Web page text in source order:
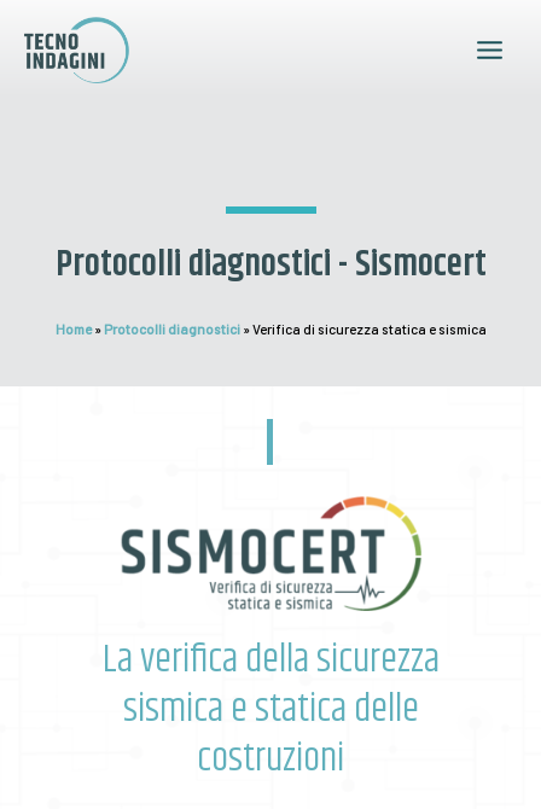
contenuto
Menu
Protocolli diagnostici - Sismocert
Home» Protocolli diagnostici»Verifica di sicurezza statica e sismica
La verifica della sicurezza
sismica e statica delle
costruzioni